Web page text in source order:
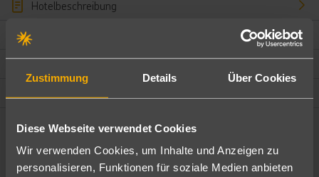
Zustimmung Details Über Cookies
Diese Webseite verwendet Cookies
Wir verwenden Cookies, um Inhalte und Anzeigen zu
personalisieren, Funktionen für soziale Medien anbieten
Hotelbeschreibung
Bewertungen
Ändere die Kriterien nach deinen Wünschen